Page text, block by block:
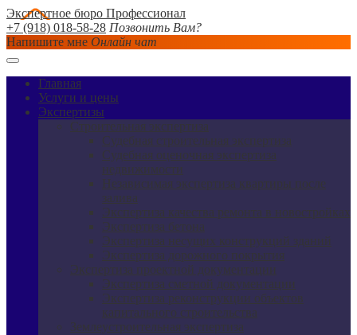
Экспертное бюро Профессионал
+7 (918) 018-58-28 Позвонить Вам?
Напишите мне Онлайн чат
Главная
Услуги и цены
Экспертизы
Строительная экспертиза
Судебная строительная экспертиза
Судебная оценочная экспертиза
недвижимости
Независимая экспертиза квартиры после
залива
Экспертиза качества ремонта в новостройках
Экспертиза бетона
Экспертиза несущих конструкций зданий
Экспертиза дорожного покрытия
Экспертиза проектной документации
Экспертиза сметной документации
Экспертиза реконструкции объектов
капитального строительства
Землеустроительная экспертиза